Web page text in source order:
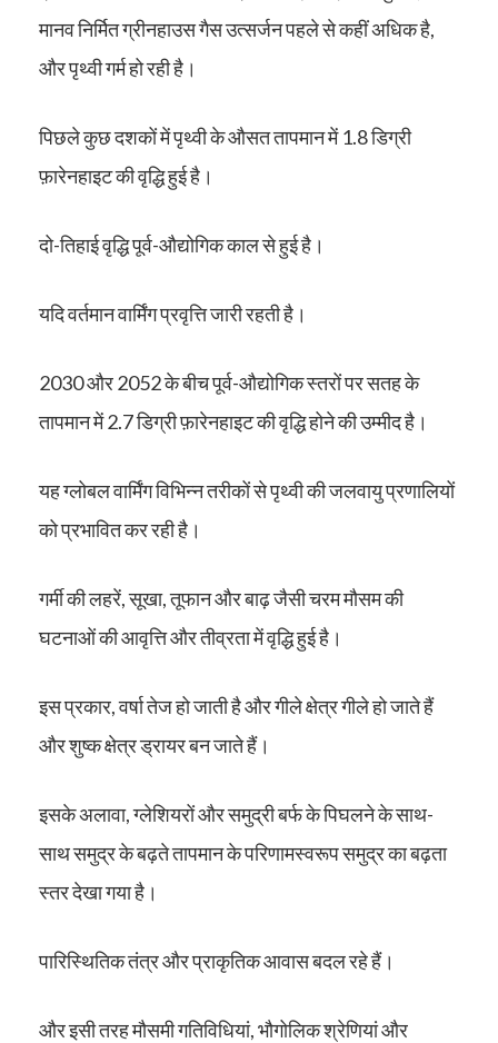
मानव निर्मित ग्रीनहाउस गैस उत्सर्जन पहले से कहीं अधिक है,
और पृथ्वी गर्म हो रही है।
पिछले कुछ दशकों में पृथ्वी के औसत तापमान में 1.8 डिग्री
फ़ारेनहाइट की वृद्धि हुई है।
दो-तिहाई वृद्धि पूर्व-औद्योगिक काल से हुई है।
यदि वर्तमान वार्मिंग प्रवृत्ति जारी रहती है।
2030 और 2052 के बीच पूर्व-औद्योगिक स्तरों पर सतह के
तापमान में 2.7 डिग्री फ़ारेनहाइट की वृद्धि होने की उम्मीद है।
यह ग्लोबल वार्मिंग विभिन्न तरीकों से पृथ्वी की जलवायु प्रणालियों
को प्रभावित कर रही है।
गर्मी की लहरें, सूखा, तूफान और बाढ़ जैसी चरम मौसम की
घटनाओं की आवृत्ति और तीव्रता में वृद्धि हुई है।
इस प्रकार, वर्षा तेज हो जाती है और गीले क्षेत्र गीले हो जाते हैं
और शुष्क क्षेत्र ड्रायर बन जाते हैं।
इसके अलावा, ग्लेशियरों और समुद्री बर्फ के पिघलने के साथ-
साथ समुद्र के बढ़ते तापमान के परिणामस्वरूप समुद्र का बढ़ता
स्तर देखा गया है।
पारिस्थितिक तंत्र और प्राकृतिक आवास बदल रहे हैं।
और इसी तरह मौसमी गतिविधियां, भौगोलिक श्रेणियां और